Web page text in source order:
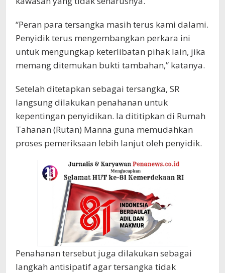
“Peran para tersangka masih terus kami dalami.
Penyidik terus mengembangkan perkara ini
untuk mengungkap keterlibatan pihak lain, jika
memang ditemukan bukti tambahan,” katanya.
Setelah ditetapkan sebagai tersangka, SR
langsung dilakukan penahanan untuk
kepentingan penyidikan. Ia dititipkan di Rumah
Tahanan (Rutan) Manna guna memudahkan
proses pemeriksaan lebih lanjut oleh penyidik.
Penahanan tersebut juga dilakukan sebagai
langkah antisipatif agar tersangka tidak